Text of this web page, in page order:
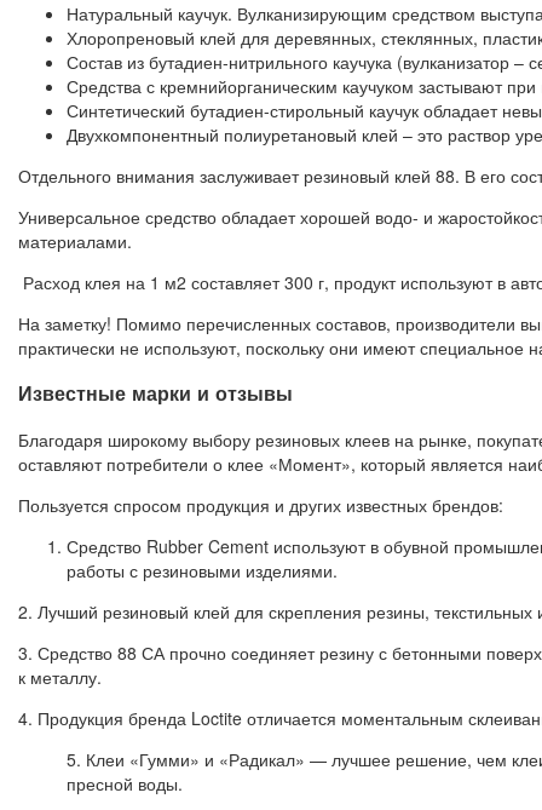
Натуральный каучук. Вулканизирующим средством
Хлоропреновый клей для деревянных, стеклянных,
Состав из бутадиен-нитрильного каучука (вулканизатор
Средства с кремнийорганическим каучуком застывают
Синтетический бутадиен-стирольный каучук обладает
Двухкомпонентный полиуретановый клей – это раствор
Отдельного внимания заслуживает резиновый клей 88. В его
Универсальное средство обладает хорошей водо- и
материалами.
Расход клея на 1 м2 составляет 300 г, продукт используют в
На заметку! Помимо перечисленных составов, производители
практически не используют, поскольку они имеют специальное
Известные марки и отзывы
Благодаря широкому выбору резиновых клеев на рынке,
оставляют потребители о клее «Момент», который является
Пользуется спросом продукция и других известных брендов:
Средство Rubber Cement используют в обувной
работы с резиновыми изделиями.
2. Лучший резиновый клей для скрепления резины,
3. Средство 88 СА прочно соединяет резину с бетонными
к металлу.
4. Продукция бренда Loctite отличается моментальным
5. Клеи «Гумми» и «Радикал» — лучшее решение, чем
пресной воды.